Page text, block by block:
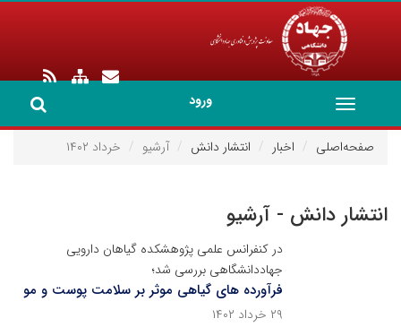
ورود
Toggle
navigation
صفحه‌اصلی
اخبار انتشار دانش آرشیو خرداد ۱۴۰۲
انتشار دانش - آرشیو
در کنفرانس علمی پژوهشکده گیاهان دارویی
جهاددانشگاهی بررسی شد؛
فرآورده های گیاهی موثر بر سلامت پوست و مو
۲۹ خرداد ۱۴۰۲